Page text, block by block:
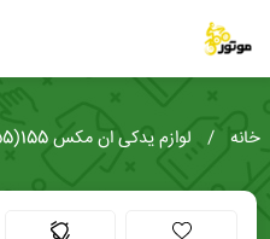
خانه